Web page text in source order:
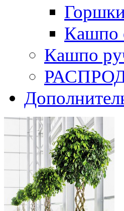
Кашпо
Кашпо